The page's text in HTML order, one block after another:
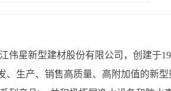
伟星新型建材股份有限公司，创建于
、生产、销售高质量、高附加值的新